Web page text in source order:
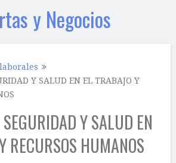
y Negocios
Y SALUD EN EL TRABAJO Y
Y SALUD EN
RECURSOS HUMANOS